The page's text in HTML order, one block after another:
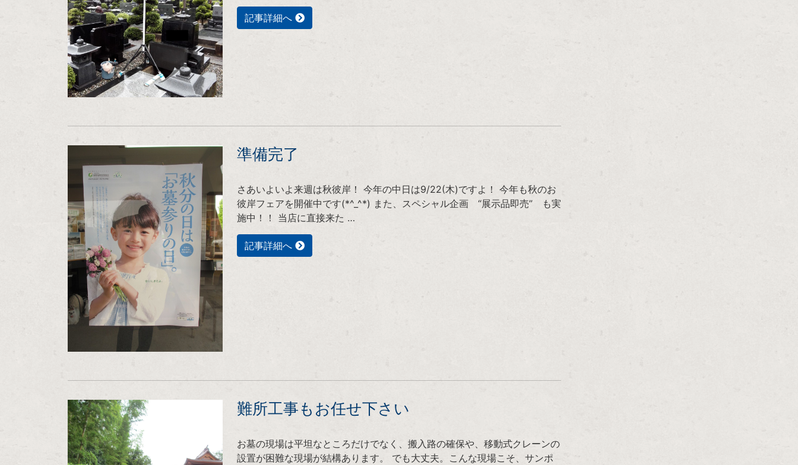
記事詳細へ
準備完了
さあいよいよ来週は秋彼岸！ 今年の中日は9/22(木)ですよ！ 今年も秋のお
彼岸フェアを開催中です(*^_^*) また、スペシャル企画 “展示品即売” も実
施中！！ 当店に直接来た …
記事詳細へ
難所工事もお任せ下さい
お墓の現場は平坦なところだけでなく、搬入路の確保や、移動式クレーンの
設置が困難な現場が結構あります。 でも大丈夫。こんな現場こそ、サンポ